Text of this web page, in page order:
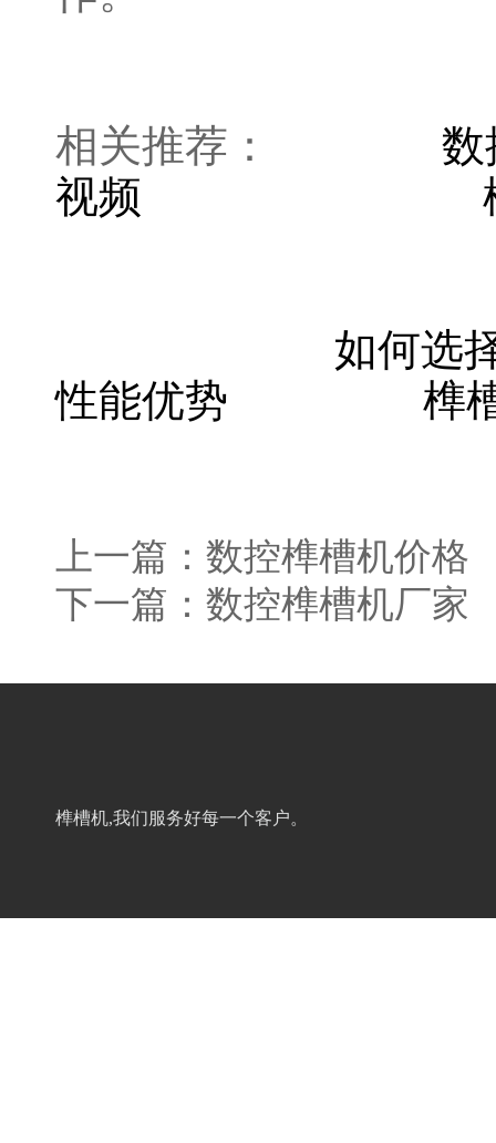
相关推荐： 数
视频
如何选
性能优势
榫
上一篇： 数控榫槽机价格
下一篇： 数控榫槽机厂家
榫槽机,我们服务好每一个客户。